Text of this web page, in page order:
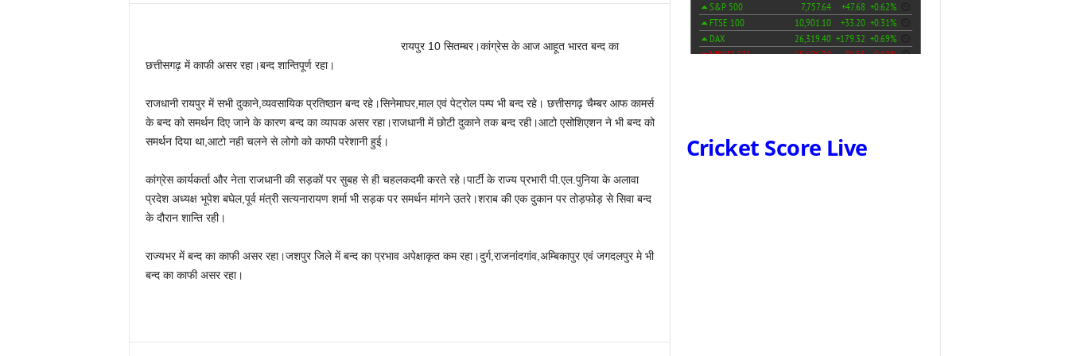
रायपुर 10 सितम्बर।कांग्रेस के आज आहूत भारत बन्द का
छत्तीसगढ़ में काफी असर रहा।बन्द शान्तिपूर्ण रहा।
राजधानी रायपुर में सभी दुकाने,व्यवसायिक प्रतिष्ठान बन्द रहे।सिनेमाघर,माल एवं पेट्रोल पम्प भी बन्द रहे। छत्तीसगढ़ चैम्बर आफ कामर्स
के बन्द को समर्थन दिए जाने के कारण बन्द का व्यापक असर रहा।राजधानी में छोटी दुकाने तक बन्द रही।आटो एसोशिएशन ने भी बन्द को
समर्थन दिया था,आटो नही चलने से लोगो को काफी परेशानी हुई।
कांग्रेस कार्यकर्ता और नेता राजधानी की सड़कों पर सुबह से ही चहलकदमी करते रहे।पार्टी के राज्य प्रभारी पी.एल.पुनिया के अलावा
प्रदेश अध्यक्ष भूपेश बघेल,पूर्व मंत्री सत्यनारायण शर्मा भी सड़क पर समर्थन मांगने उतरे।शराब की एक दुकान पर तोड़फोड़ से सिवा बन्द
के दौरान शान्ति रही।
राज्यभर में बन्द का काफी असर रहा।जशपुर जिले में बन्द का प्रभाव अपेक्षाकृत कम रहा।दुर्ग,राजनांदगांव,अम्बिकापुर एवं जगदलपुर मे भी
बन्द का काफी असर रहा।
Cricket Score Live